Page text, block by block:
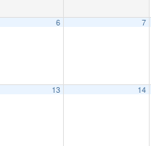
6 7
13 14